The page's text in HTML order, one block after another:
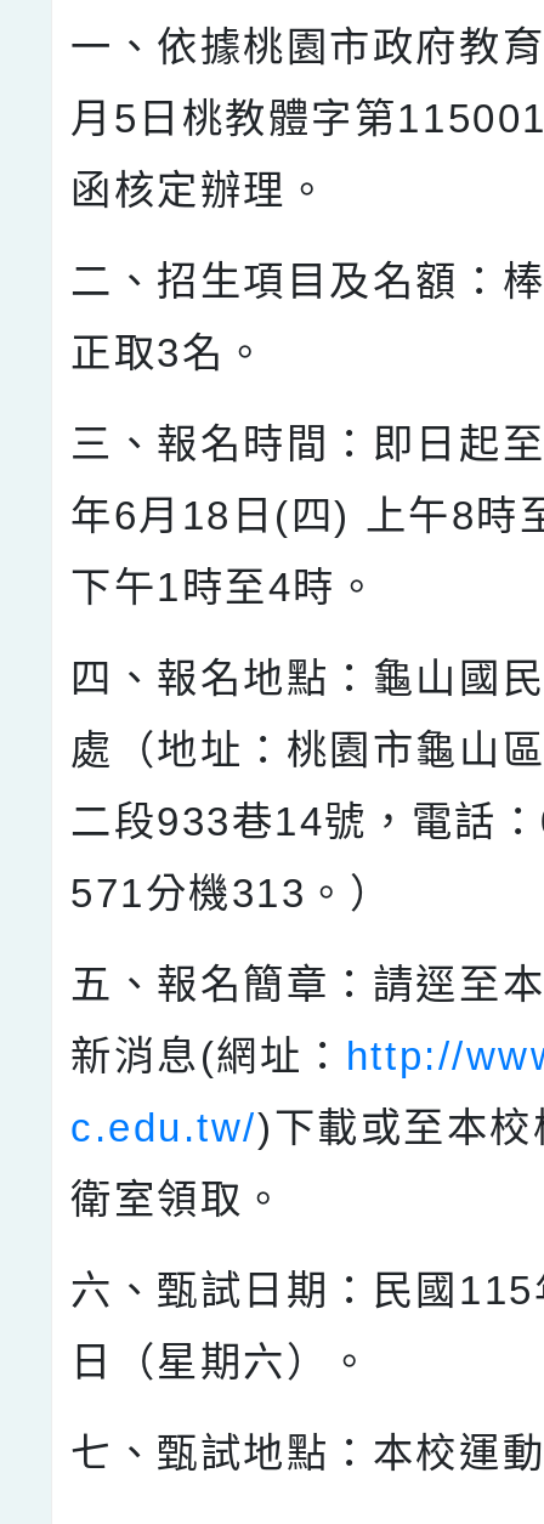
一、依據桃園市政府教
月5日桃教體字第
函核定辦理。
二、招生項目及名額：
正取3名。
三、報名時間：即日起
年6月18日(四) 上午8時
下午1時至4時。
四、報名地點：龜山國
處（地址：桃園市龜山
二段933巷14號，電話
571分機313。）
五、報名簡章：請逕至
新消息(網址： http://
c.edu.tw/)下載或至本
衛室領取。
六、甄試日期：民國
日（星期六）。
七、甄試地點：本校運